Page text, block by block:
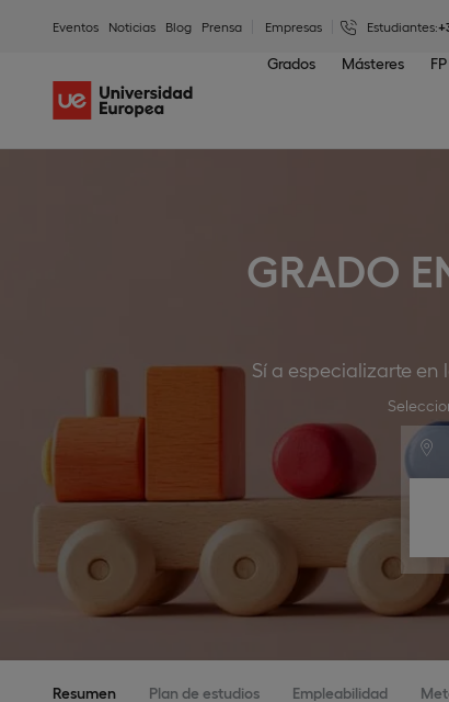
Eventos Noticias Blog Prensa Empresas Estudiantes:
Grados Másteres
GRADO
Sí a especializarte
Resumen Plan de estudios Empleabilidad